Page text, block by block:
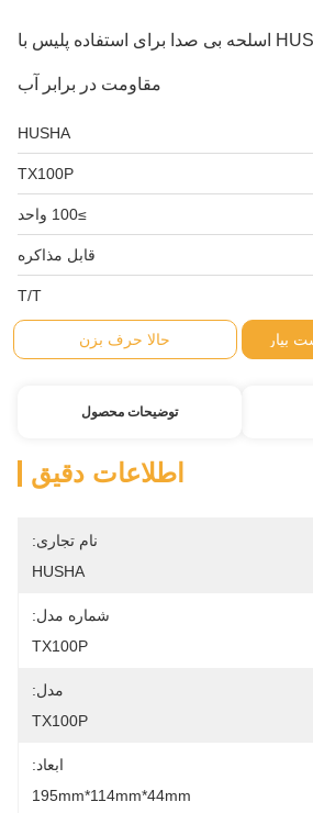
چراغ قوه ماندگار HUSHA اسلحه بی صدا برای استفاده پلیس با
مقاومت در برابر آب
HUSHA
TX100P
≥100 واحد
قابل مذاکره
T/T
بیار حالا حرف بزن
توضیحات محصول
اطلاعات دقیق
نام تجاری:
HUSHA
شماره مدل:
TX100P
مدل:
TX100P
ابعاد:
195mm*114mm*44mm